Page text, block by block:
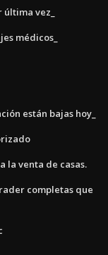
vez_
médicos_
están bajas hoy_
la venta de casas.
completas que